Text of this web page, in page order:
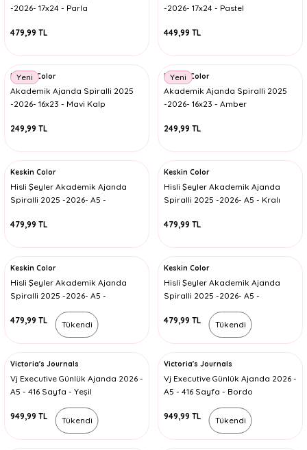
-2026- 17x24 - Parla
479,99 TL
-2026- 17x24 - Pastel
449,99 TL
Yeni
Keskin Color
Akademik Ajanda Spiralli 2025
-2026- 16x23 - Mavi Kalp
249,99 TL
Yeni
Keskin Color
Akademik Ajanda Spiralli 2025
-2026- 16x23 - Amber
249,99 TL
Keskin Color
Hisli Şeyler Akademik Ajanda
Spiralli 2025 -2026- A5 -
479,99 TL
Keskin Color
Hisli Şeyler Akademik Ajanda
Spiralli 2025 -2026- A5 - Kralı
479,99 TL
Keskin Color
Hisli Şeyler Akademik Ajanda
Spiralli 2025 -2026- A5 -
479,99 TL
Keskin Color
Hisli Şeyler Akademik Ajanda
Spiralli 2025 -2026- A5 -
479,99 TL
Tükendi
Victoria's Journals
Vj Executive Günlük Ajanda 2026 -
A5 - 416 Sayfa - Yeşil
949,99 TL
Tükendi
Victoria's Journals
Vj Executive Günlük Ajanda 2026 -
A5 - 416 Sayfa - Bordo
949,99 TL
Tükendi Tükendi